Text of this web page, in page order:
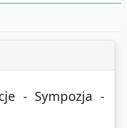
- Sympozja -